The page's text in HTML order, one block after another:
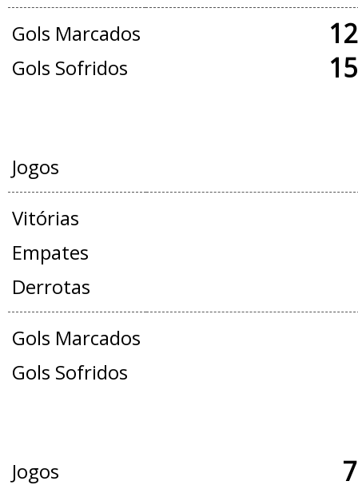
Gols Marcados
Gols Sofridos
Jogos
Vitórias
Empates
Derrotas
Gols Marcados
Gols Sofridos
Jogos